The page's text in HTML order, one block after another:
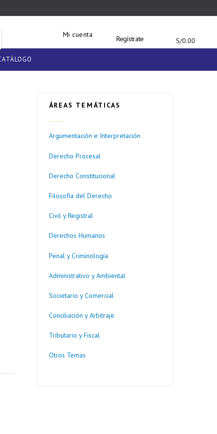
Mi cuenta Regístrate S/0.00
ÁREAS TEMÁTICAS
Argumentación e Interpretación
Derecho Procesal
Derecho Constitucional
Filosofía del Derecho
Civil y Registral
Derechos Humanos
Penal y Criminología
Administrativo y Ambiental
Societario y Comercial
Conciliación y Arbitraje
Tributario y Fiscal
Otros Temas